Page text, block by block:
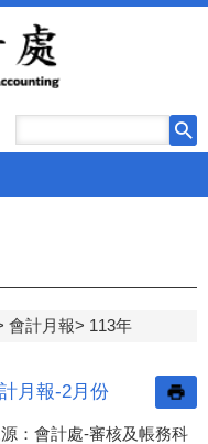
會計月報 113年
月報-2月份
：會計處-審核及帳務科